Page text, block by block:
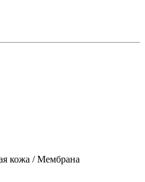
кожа / Мембрана